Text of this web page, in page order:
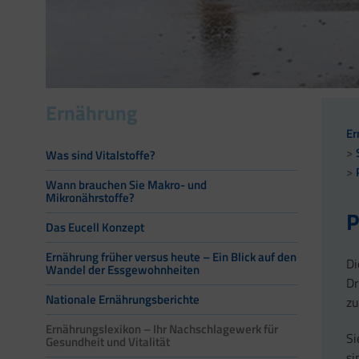
Ernährung
Was sind Vitalstoffe?
Wann brauchen Sie Makro- und
Mikronährstoffe?
Das Eucell Konzept
Ernährung früher versus heute – Ein Blick auf den
Wandel der Essgewohnheiten
Nationale Ernährungsberichte
Ernährungslexikon – Ihr Nachschlagewerk für
Gesundheit und Vitalität